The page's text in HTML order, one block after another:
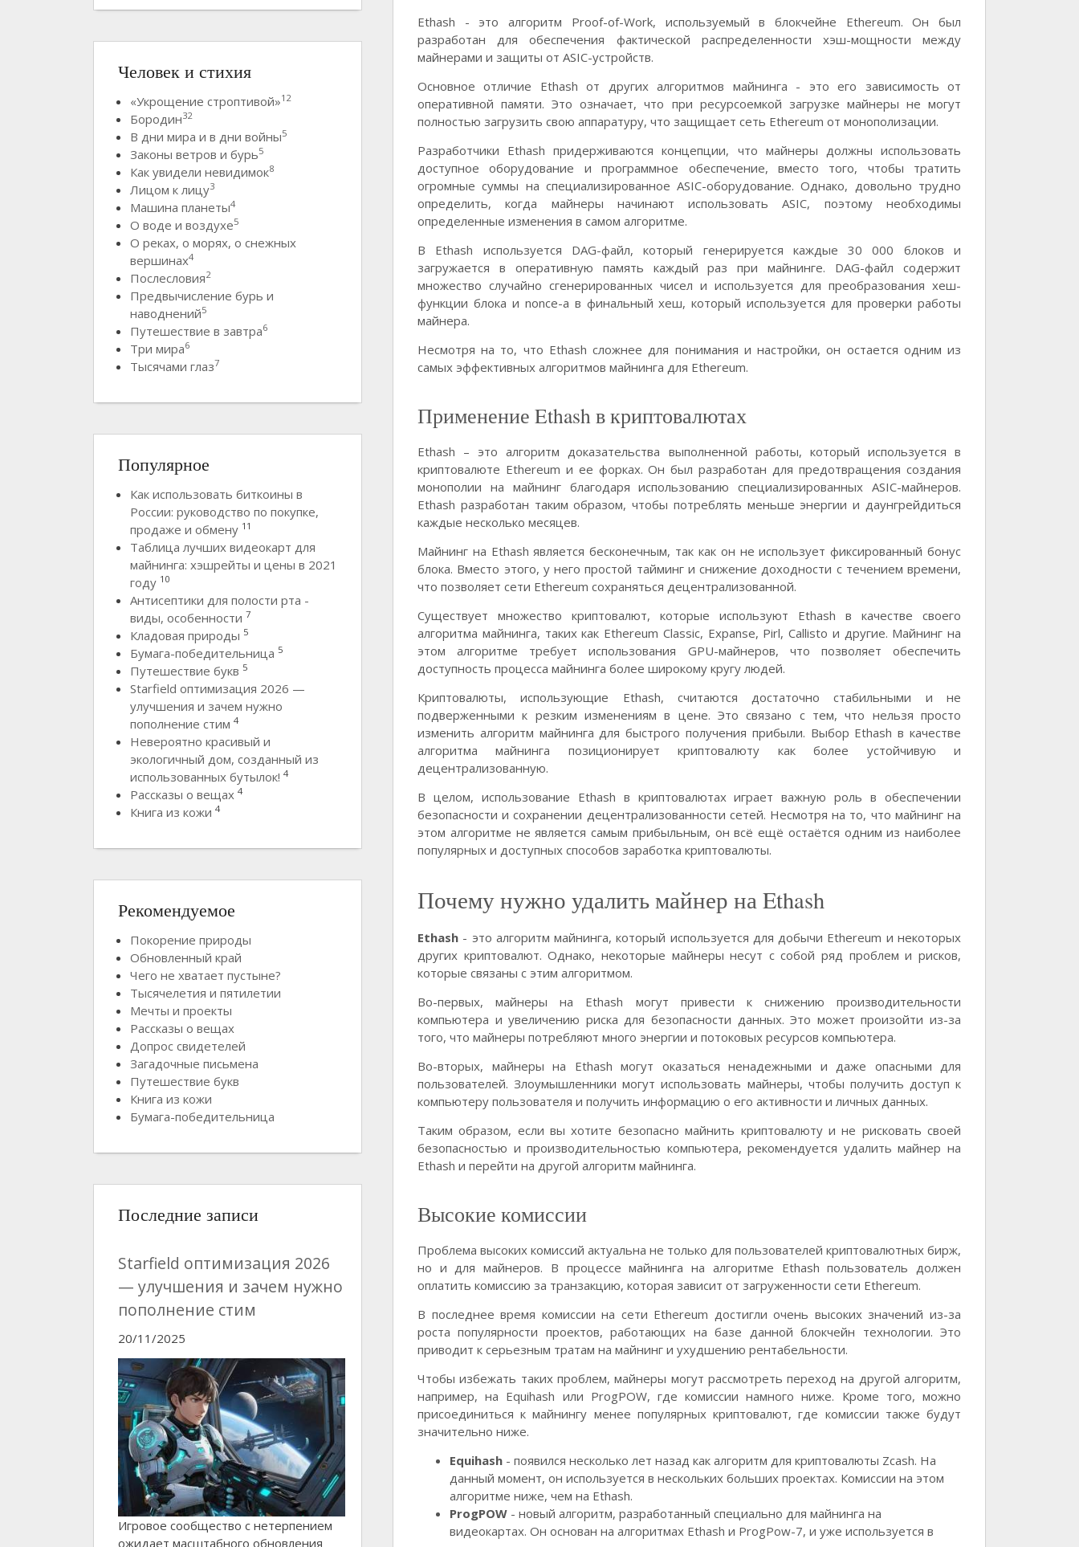
Ethash - это алгоритм Proof-of-Work, используемый в блокчейне Ethereum. Он был
разработан для обеспечения фактической распределенности хэш-мощности между
майнерами и защиты от ASIC-устройств.
Основное отличие Ethash от других алгоритмов майнинга - это его зависимость от
оперативной памяти. Это означает, что при ресурсоемкой загрузке майнеры не могут
полностью загрузить свою аппаратуру, что защищает сеть Ethereum от монополизации.
Разработчики Ethash придерживаются концепции, что майнеры должны использовать
доступное оборудование и программное обеспечение, вместо того, чтобы тратить
огромные суммы на специализированное ASIC-оборудование. Однако, довольно трудно
определить, когда майнеры начинают использовать ASIC, поэтому необходимы
определенные изменения в самом алгоритме.
В Ethash используется DAG-файл, который генерируется каждые 30 000 блоков и
загружается в оперативную память каждый раз при майнинге. DAG-файл содержит
множество случайно сгенерированных чисел и используется для преобразования хеш-
функции блока и nonce-a в финальный хеш, который используется для проверки работы
майнера.
Несмотря на то, что Ethash сложнее для понимания и настройки, он остается одним из
самых эффективных алгоритмов майнинга для Ethereum.
Применение Ethash в криптовалютах
Ethash – это алгоритм доказательства выполненной работы, который используется в
криптовалюте Ethereum и ее форках. Он был разработан для предотвращения создания
монополии на майнинг благодаря использованию специализированных ASIC-майнеров.
Ethash разработан таким образом, чтобы потреблять меньше энергии и даунгрейдиться
каждые несколько месяцев.
Майнинг на Ethash является бесконечным, так как он не использует фиксированный бонус
блока. Вместо этого, у него простой тайминг и снижение доходности с течением времени,
что позволяет сети Ethereum сохраняться децентрализованной.
Существует множество криптовалют, которые используют Ethash в качестве своего
алгоритма майнинга, таких как Ethereum Classic, Expanse, Pirl, Callisto и другие. Майнинг на
этом алгоритме требует использования GPU-майнеров, что позволяет обеспечить
доступность процесса майнинга более широкому кругу людей.
Криптовалюты, использующие Ethash, считаются достаточно стабильными и не
подверженными к резким изменениям в цене. Это связано с тем, что нельзя просто
изменить алгоритм майнинга для быстрого получения прибыли. Выбор Ethash в качестве
алгоритма майнинга позиционирует криптовалюту как более устойчивую и
децентрализованную.
В целом, использование Ethash в криптовалютах играет важную роль в обеспечении
безопасности и сохранении децентрализованности сетей. Несмотря на то, что майнинг на
этом алгоритме не является самым прибыльным, он всё ещё остаётся одним из наиболее
популярных и доступных способов заработка криптовалюты.
Почему нужно удалить майнер на Ethash
Ethash - это алгоритм майнинга, который используется для добычи Ethereum и некоторых
других криптовалют. Однако, некоторые майнеры несут с собой ряд проблем и рисков,
которые связаны с этим алгоритмом.
Во-первых, майнеры на Ethash могут привести к снижению производительности
компьютера и увеличению риска для безопасности данных. Это может произойти из-за
того, что майнеры потребляют много энергии и потоковых ресурсов компьютера.
Во-вторых, майнеры на Ethash могут оказаться ненадежными и даже опасными для
пользователей. Злоумышленники могут использовать майнеры, чтобы получить доступ к
компьютеру пользователя и получить информацию о его активности и личных данных.
Таким образом, если вы хотите безопасно майнить криптовалюту и не рисковать своей
безопасностью и производительностью компьютера, рекомендуется удалить майнер на
Ethash и перейти на другой алгоритм майнинга.
Высокие комиссии
Проблема высоких комиссий актуальна не только для пользователей криптовалютных бирж,
но и для майнеров. В процессе майнинга на алгоритме Ethash пользователь должен
оплатить комиссию за транзакцию, которая зависит от загруженности сети Ethereum.
В последнее время комиссии на сети Ethereum достигли очень высоких значений из-за
роста популярности проектов, работающих на базе данной блокчейн технологии. Это
приводит к серьезным тратам на майнинг и ухудшению рентабельности.
Чтобы избежать таких проблем, майнеры могут рассмотреть переход на другой алгоритм,
например, на Equihash или ProgPOW, где комиссии намного ниже. Кроме того, можно
присоединиться к майнингу менее популярных криптовалют, где комиссии также будут
значительно ниже.
Equihash - появился несколько лет назад как алгоритм для криптовалюты Zcash. На
данный момент, он используется в нескольких больших проектах. Комиссии на этом
алгоритме ниже, чем на Ethash.
ProgPOW - новый алгоритм, разработанный специально для майнинга на
видеокартах. Он основан на алгоритмах Ethash и ProgPow-7, и уже используется в
Человек и стихия
«Укрощение строптивой»12
Бородин32
В дни мира и в дни войны5
Законы ветров и бурь5
Как увидели невидимок8
Лицом к лицу3
Машина планеты4
О воде и воздухе5
О реках, о морях, о снежных
вершинах4
Послесловия2
Предвычисление бурь и
наводнений5
Путешествие в завтра6
Три мира6
Тысячами глаз7
Популярное
Как использовать биткоины в
России: руководство по покупке,
продаже и обмену 11
Таблица лучших видеокарт для
майнинга: хэшрейты и цены в 2021
году 10
Антисептики для полости рта -
виды, особенности 7
Кладовая природы 5
Бумага-победительница 5
Путешествие букв 5
Starfield оптимизация 2026 —
улучшения и зачем нужно
пополнение стим 4
Невероятно красивый и
экологичный дом, созданный из
использованных бутылок! 4
Рассказы о вещах 4
Книга из кожи 4
Рекомендуемое
Покорение природы
Обновленный край
Чего не хватает пустыне?
Тысячелетия и пятилетии
Мечты и проекты
Рассказы о вещах
Допрос свидетелей
Загадочные письмена
Путешествие букв
Книга из кожи
Бумага-победительница
Последние записи
Starfield оптимизация 2026
— улучшения и зачем нужно
пополнение стим
20/11/2025
Игровое сообщество с нетерпением
ожидает масштабного обновления